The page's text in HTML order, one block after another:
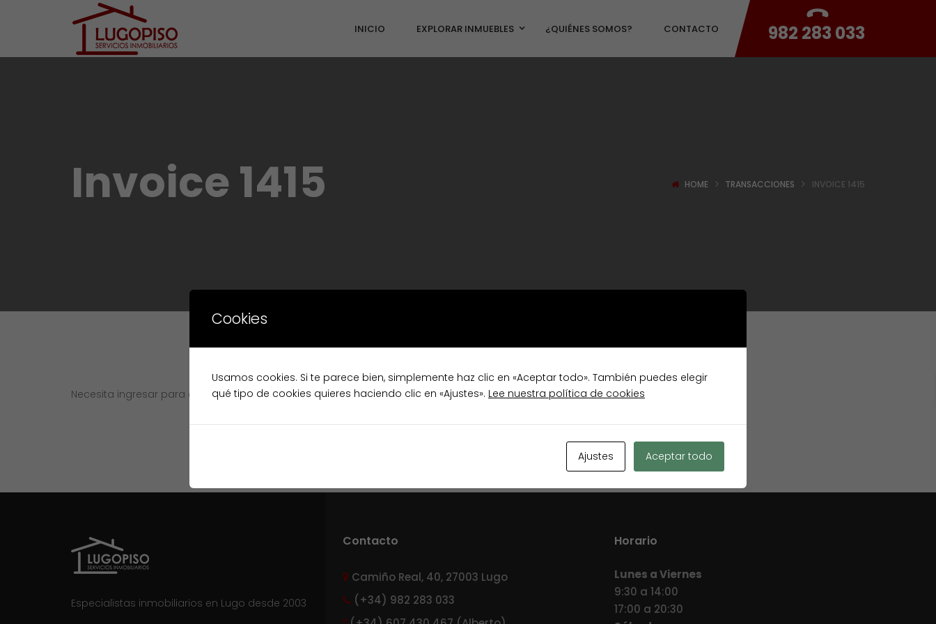
INICIO EXPLORAR INMUEBLES ¿QUIÉNES SOMOS? CONTACTO 982 283 033
Invoice 1415 HOME TRANSACCIONES INVOICE 1415
Necesita ingresar para continuar Ingreso
Especialistas inmobiliarios en Lugo desde 2003
Contacto
Camiño Real, 40, 27003 Lugo
(+34) 982 283 033
Horario
Lunes a Viernes
9:30 a 14:00
17:00 a 20:30
Cookies
Usamos cookies. Si te parece bien, simplemente haz clic en «Aceptar todo». También puedes elegir
qué tipo de cookies quieres haciendo clic en «Ajustes». Lee nuestra política de cookies
Ajustes Aceptar todo